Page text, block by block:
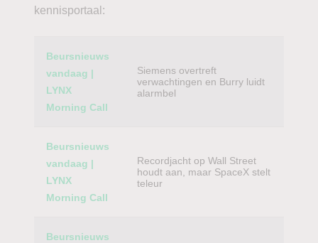
kennisportaal:
Category
Beursnieuws
vandaag |
LYNX
Morning Call
Siemens overtreft
verwachtingen en Burry luidt
alarmbel
Beursnieuws
vandaag |
LYNX
Morning Call
Recordjacht op Wall Street
houdt aan, maar SpaceX stelt
teleur
Beursnieuws